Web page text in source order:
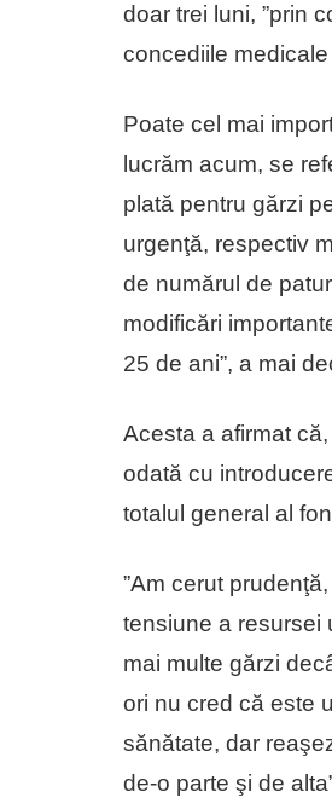
doar trei luni, ”prin
concediile medicale
Poate cel mai
lucrăm acum, se
plată pentru gărzi
urgenţă, respectiv
de numărul de
modificări
25 de ani”, a mai
Acesta a afirmat
odată cu
totalul general al
”Am cerut
tensiune a resursei
mai multe gărzi
ori nu cred că este
sănătate, dar
de-o parte şi de